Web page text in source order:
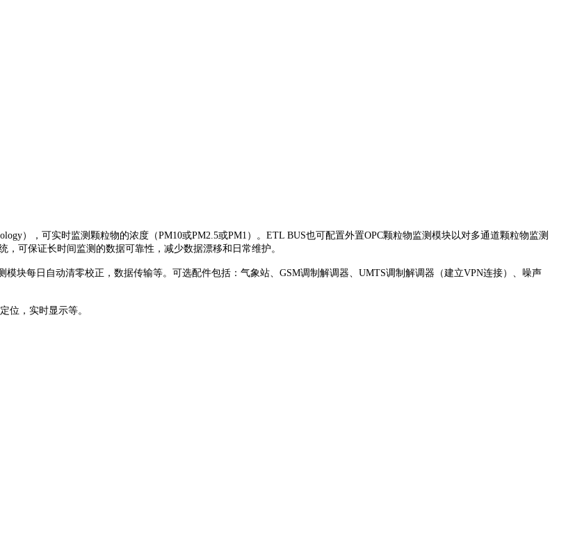
），可实时监测颗粒物的浓度（PM10或PM2.5或PM1）。ETL BUS也可配置外置OPC颗粒物监测模块以对多通道颗粒物监测
，可保证长时间监测的数据可靠性，减少数据漂移和日常维护。
块每日自动清零校正，数据传输等。可选配件包括：气象站、GSM调制解调器、UMTS调制解调器（建立VPN连接）、噪声
位，实时显示等。